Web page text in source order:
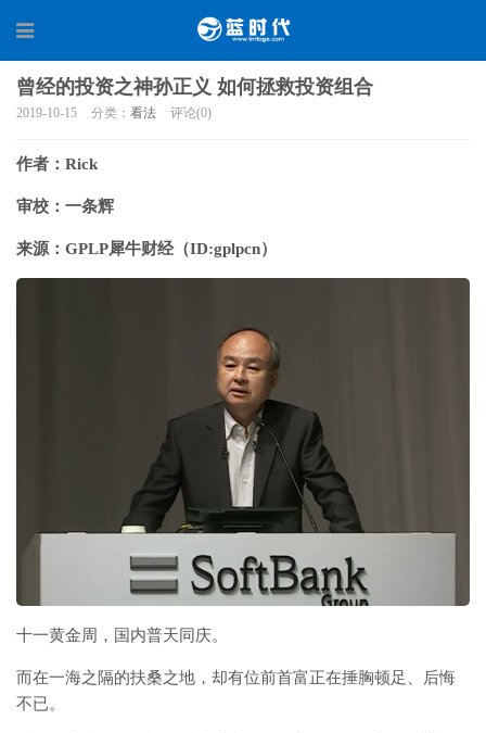
曾经的投资之神孙正义 如何拯救投资组合
2019-10-15 分类： 看法 评论(0)
作者：Rick
审校：一条辉
来源：GPLP犀牛财经（ID:gplpcn）
十一黄金周，国内普天同庆。
而在一海之隔的扶桑之地，却有位前首富正在捶胸顿足、后悔
不已。